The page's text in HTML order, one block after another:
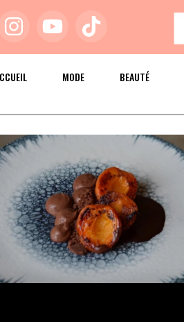
MODE BEAUTÉ